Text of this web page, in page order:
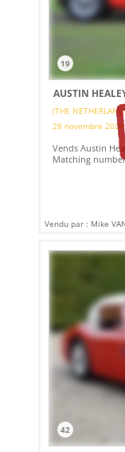
19
AUSTIN
(THE
28 novembre 2024
Vends Austin
Matching
Vendu par : Mike
42